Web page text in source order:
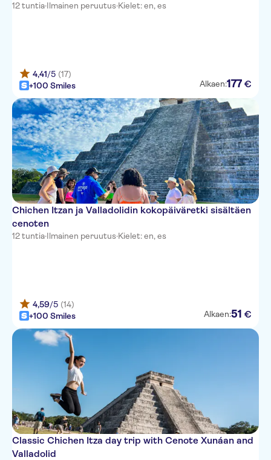
12 tuntia·Ilmainen peruutus·Kielet: en, es
4,41/5 (17)
+100 Smiles
Alkaen:177 €
Chichen Itzan ja Valladolidin kokopäiväretki sisältäen
cenoten
12 tuntia·Ilmainen peruutus·Kielet: en, es
4,59/5 (14)
+100 Smiles
Alkaen:51 €
Classic Chichen Itza day trip with Cenote Xunáan and
Valladolid